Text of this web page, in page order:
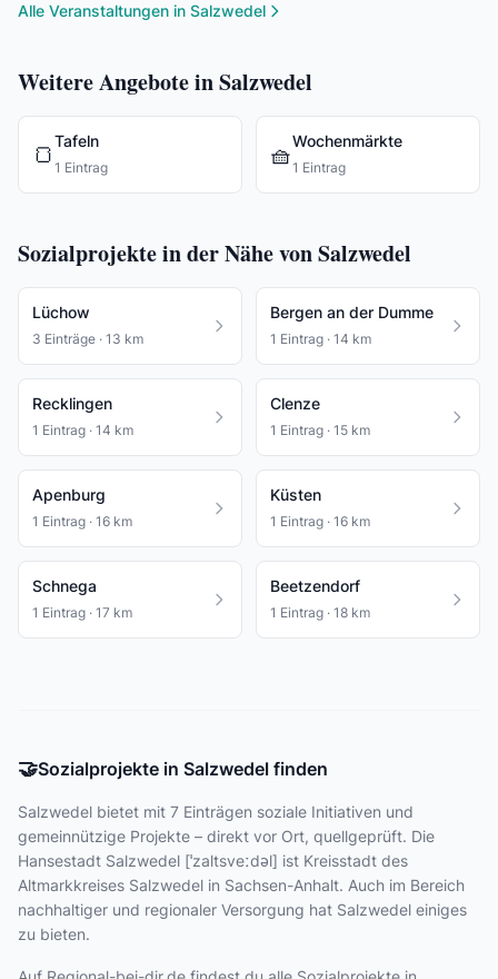
Alle Veranstaltungen in Salzwedel
Weitere Angebote in Salzwedel
🍞
Tafeln
1 Eintrag 🧺
Wochenmärkte
1 Eintrag
Sozialprojekte in der Nähe von Salzwedel
Lüchow
3 Einträge · 13 km
Bergen an der Dumme
1 Eintrag · 14 km
Recklingen
1 Eintrag · 14 km
Clenze
1 Eintrag · 15 km
Apenburg
1 Eintrag · 16 km
Küsten
1 Eintrag · 16 km
Schnega
1 Eintrag · 17 km
Beetzendorf
1 Eintrag · 18 km
🤝Sozialprojekte in Salzwedel finden
Salzwedel bietet mit 7 Einträgen soziale Initiativen und
gemeinnützige Projekte – direkt vor Ort, quellgeprüft. Die
Hansestadt Salzwedel [ˈzaltsveːdəl] ist Kreisstadt des
Altmarkkreises Salzwedel in Sachsen-Anhalt. Auch im Bereich
nachhaltiger und regionaler Versorgung hat Salzwedel einiges
zu bieten.